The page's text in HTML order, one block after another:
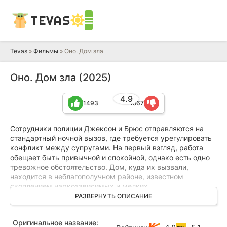
TEVAS
Tevas » Фильмы » Оно. Дом зла
Оно. Дом зла (2025)
4.9
1493 1567
Сотрудники полиции Джексон и Брюс отправляются на
стандартный ночной вызов, где требуется урегулировать
конфликт между супругами. На первый взгляд, работа
обещает быть привычной и спокойной, однако есть одно
тревожное обстоятельство. Дом, куда их вызвали,
находится в неблагополучном районе, известном
скоплением наркозависимых и мелких
правонарушителей.
сталкиваются с непредвиденными трудностями. Ситуация
РАЗВЕРНУТЬ ОПИСАНИЕ
Оригинальное название: